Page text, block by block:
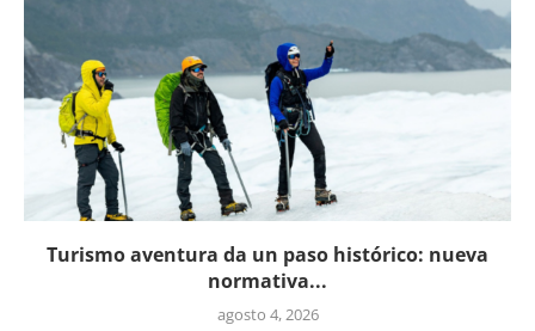
Turismo aventura da un paso histórico: nueva
normativa...
agosto 4, 2026